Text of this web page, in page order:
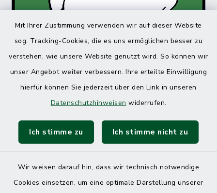
Mit Ihrer Zustimmung verwenden wir auf dieser Website
sog. Tracking-Cookies, die es uns ermöglichen besser zu
verstehen, wie unsere Website genutzt wird. So können wir
unser Angebot weiter verbessern. Ihre erteilte Einwilligung
hierfür können Sie jederzeit über den Link in unseren
Datenschutzhinweisen widerrufen.
Ich stimme zu Ich stimme nicht zu
Wir weisen darauf hin, dass wir technisch notwendige
Cookies einsetzen, um eine optimale Darstellung unserer